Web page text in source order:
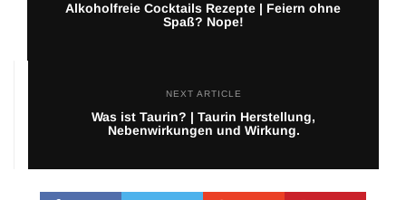
Alkoholfreie Cocktails Rezepte | Feiern ohne
Spaß? Nope!
NEXT ARTICLE
Was ist Taurin? | Taurin Herstellung,
Nebenwirkungen und Wirkung.